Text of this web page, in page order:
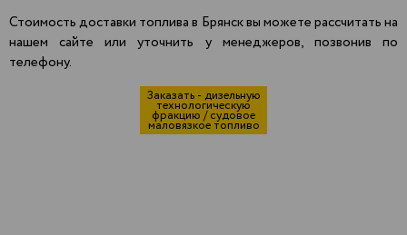
Стоимость доставки топлива в Брянск вы можете рассчитать на
нашем сайте или уточнить у менеджеров, позвонив по
телефону.
Заказать - дизельную
технологическую
фракцию / судовое
маловязкое топливо